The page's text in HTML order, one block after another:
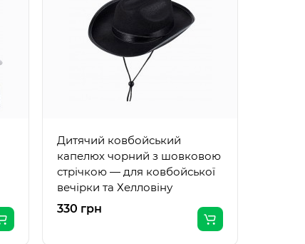
Дитячий ковбойський
капелюх чорний з шовковою
стрічкою — для ковбойської
вечірки та Хелловіну
330 грн